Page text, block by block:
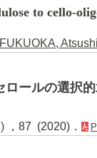
to cello-
FUKUOKA,
ロールの選択
，87 (2020)．